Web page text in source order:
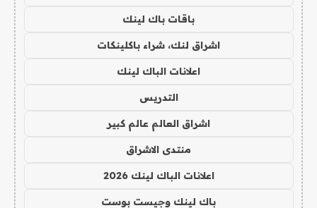
باقات باك لينك
اشراق لنك، شراء باكلينكات
اعلانات الباك لينك
التدريس
اشراق العالم عالم كبير
منتدى الاشراق
اعلانات الباك لينك 2026
باك لينك وجيست بوست